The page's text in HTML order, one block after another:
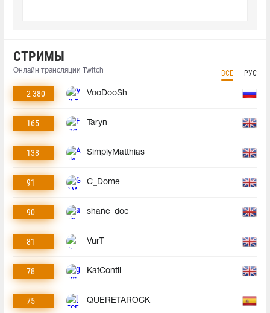
СТРИМЫ
Онлайн трансляции Twitch ВСЕ РУС
2 380 VooDooSh
165 Taryn
138 SimplyMatthias
91 C_Dome
90 shane_doe
81 VurT
78 KatContii
75 QUERETAROCK